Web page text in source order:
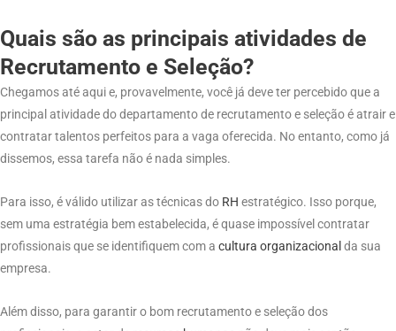
Quais são as principais atividades de
Recrutamento e Seleção?
Chegamos até aqui e, provavelmente, você já deve ter percebido que a
principal atividade do departamento de recrutamento e seleção é atrair e
contratar talentos perfeitos para a vaga oferecida. No entanto, como já
dissemos, essa tarefa não é nada simples.
Para isso, é válido utilizar as técnicas do RH estratégico. Isso porque,
sem uma estratégia bem estabelecida, é quase impossível contratar
profissionais que se identifiquem com a cultura organizacional da sua
empresa.
Além disso, para garantir o bom recrutamento e seleção dos